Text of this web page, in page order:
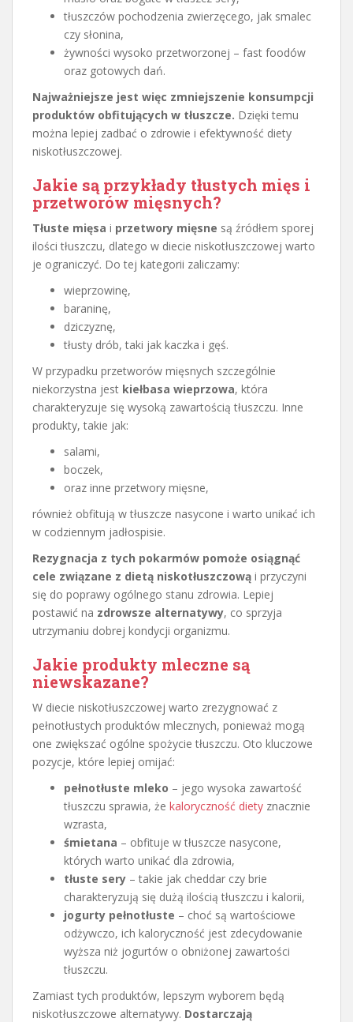
tłuszczów pochodzenia zwierzęcego, jak smalec
czy słonina,
żywności wysoko przetworzonej – fast foodów
oraz gotowych dań.
Najważniejsze jest więc zmniejszenie konsumpcji
produktów obfitujących w tłuszcze. Dzięki temu
można lepiej zadbać o zdrowie i efektywność diety
niskotłuszczowej.
Jakie są przykłady tłustych mięs i
przetworów mięsnych?
Tłuste mięsa i przetwory mięsne są źródłem sporej
ilości tłuszczu, dlatego w diecie niskotłuszczowej warto
je ograniczyć. Do tej kategorii zaliczamy:
wieprzowinę,
baraninę,
dziczyznę,
tłusty drób, taki jak kaczka i gęś.
W przypadku przetworów mięsnych szczególnie
niekorzystna jest kiełbasa wieprzowa, która
charakteryzuje się wysoką zawartością tłuszczu. Inne
produkty, takie jak:
salami,
boczek,
oraz inne przetwory mięsne,
również obfitują w tłuszcze nasycone i warto unikać ich
w codziennym jadłospisie.
Rezygnacja z tych pokarmów pomoże osiągnąć
cele związane z dietą niskotłuszczową i przyczyni
się do poprawy ogólnego stanu zdrowia. Lepiej
postawić na zdrowsze alternatywy, co sprzyja
utrzymaniu dobrej kondycji organizmu.
Jakie produkty mleczne są
niewskazane?
W diecie niskotłuszczowej warto zrezygnować z
pełnotłustych produktów mlecznych, ponieważ mogą
one zwiększać ogólne spożycie tłuszczu. Oto kluczowe
pozycje, które lepiej omijać:
pełnotłuste mleko – jego wysoka zawartość
tłuszczu sprawia, że kaloryczność diety znacznie
wzrasta,
śmietana – obfituje w tłuszcze nasycone,
których warto unikać dla zdrowia,
tłuste sery – takie jak cheddar czy brie
charakteryzują się dużą ilością tłuszczu i kalorii,
jogurty pełnotłuste – choć są wartościowe
odżywczo, ich kaloryczność jest zdecydowanie
wyższa niż jogurtów o obniżonej zawartości
tłuszczu.
Zamiast tych produktów, lepszym wyborem będą
niskotłuszczowe alternatywy. Dostarczają